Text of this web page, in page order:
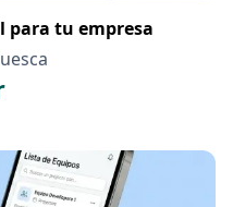
para tu empresa